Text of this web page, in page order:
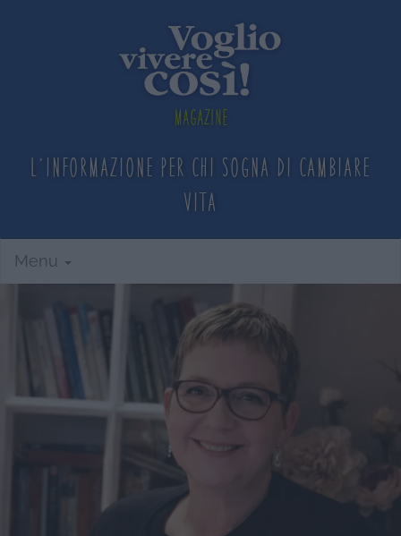
Magazine
L'informazione per chi sogna di cambiare
vita
Menu